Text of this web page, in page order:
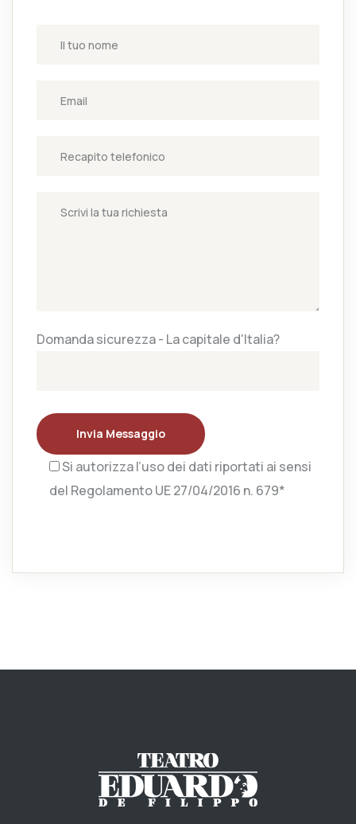
Domanda sicurezza - La capitale d'Italia?
Invia Messaggio
Si autorizza l’uso dei dati riportati ai sensi
del Regolamento UE 27/04/2016 n. 679*